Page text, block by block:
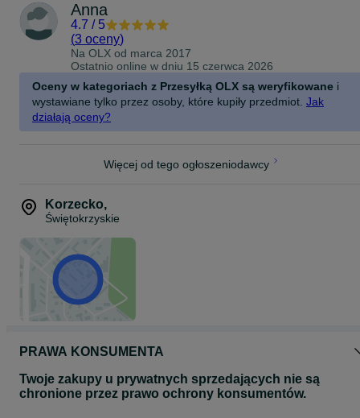
Anna
4.7 / 5
(3 oceny)
Na OLX od marca 2017
Ostatnio online w dniu 15 czerwca 2026
Oceny w kategoriach z Przesyłką OLX są weryfikowane i
wystawiane tylko przez osoby, które kupiły przedmiot. Jak
działają oceny?
Więcej od tego ogłoszeniodawcy
Korzecko,
Świętokrzyskie
PRAWA KONSUMENTA
Twoje zakupy u prywatnych sprzedających nie są
chronione przez prawo ochrony konsumentów.